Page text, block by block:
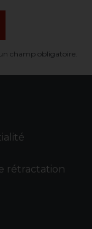
champ obligatoire.
rétractation